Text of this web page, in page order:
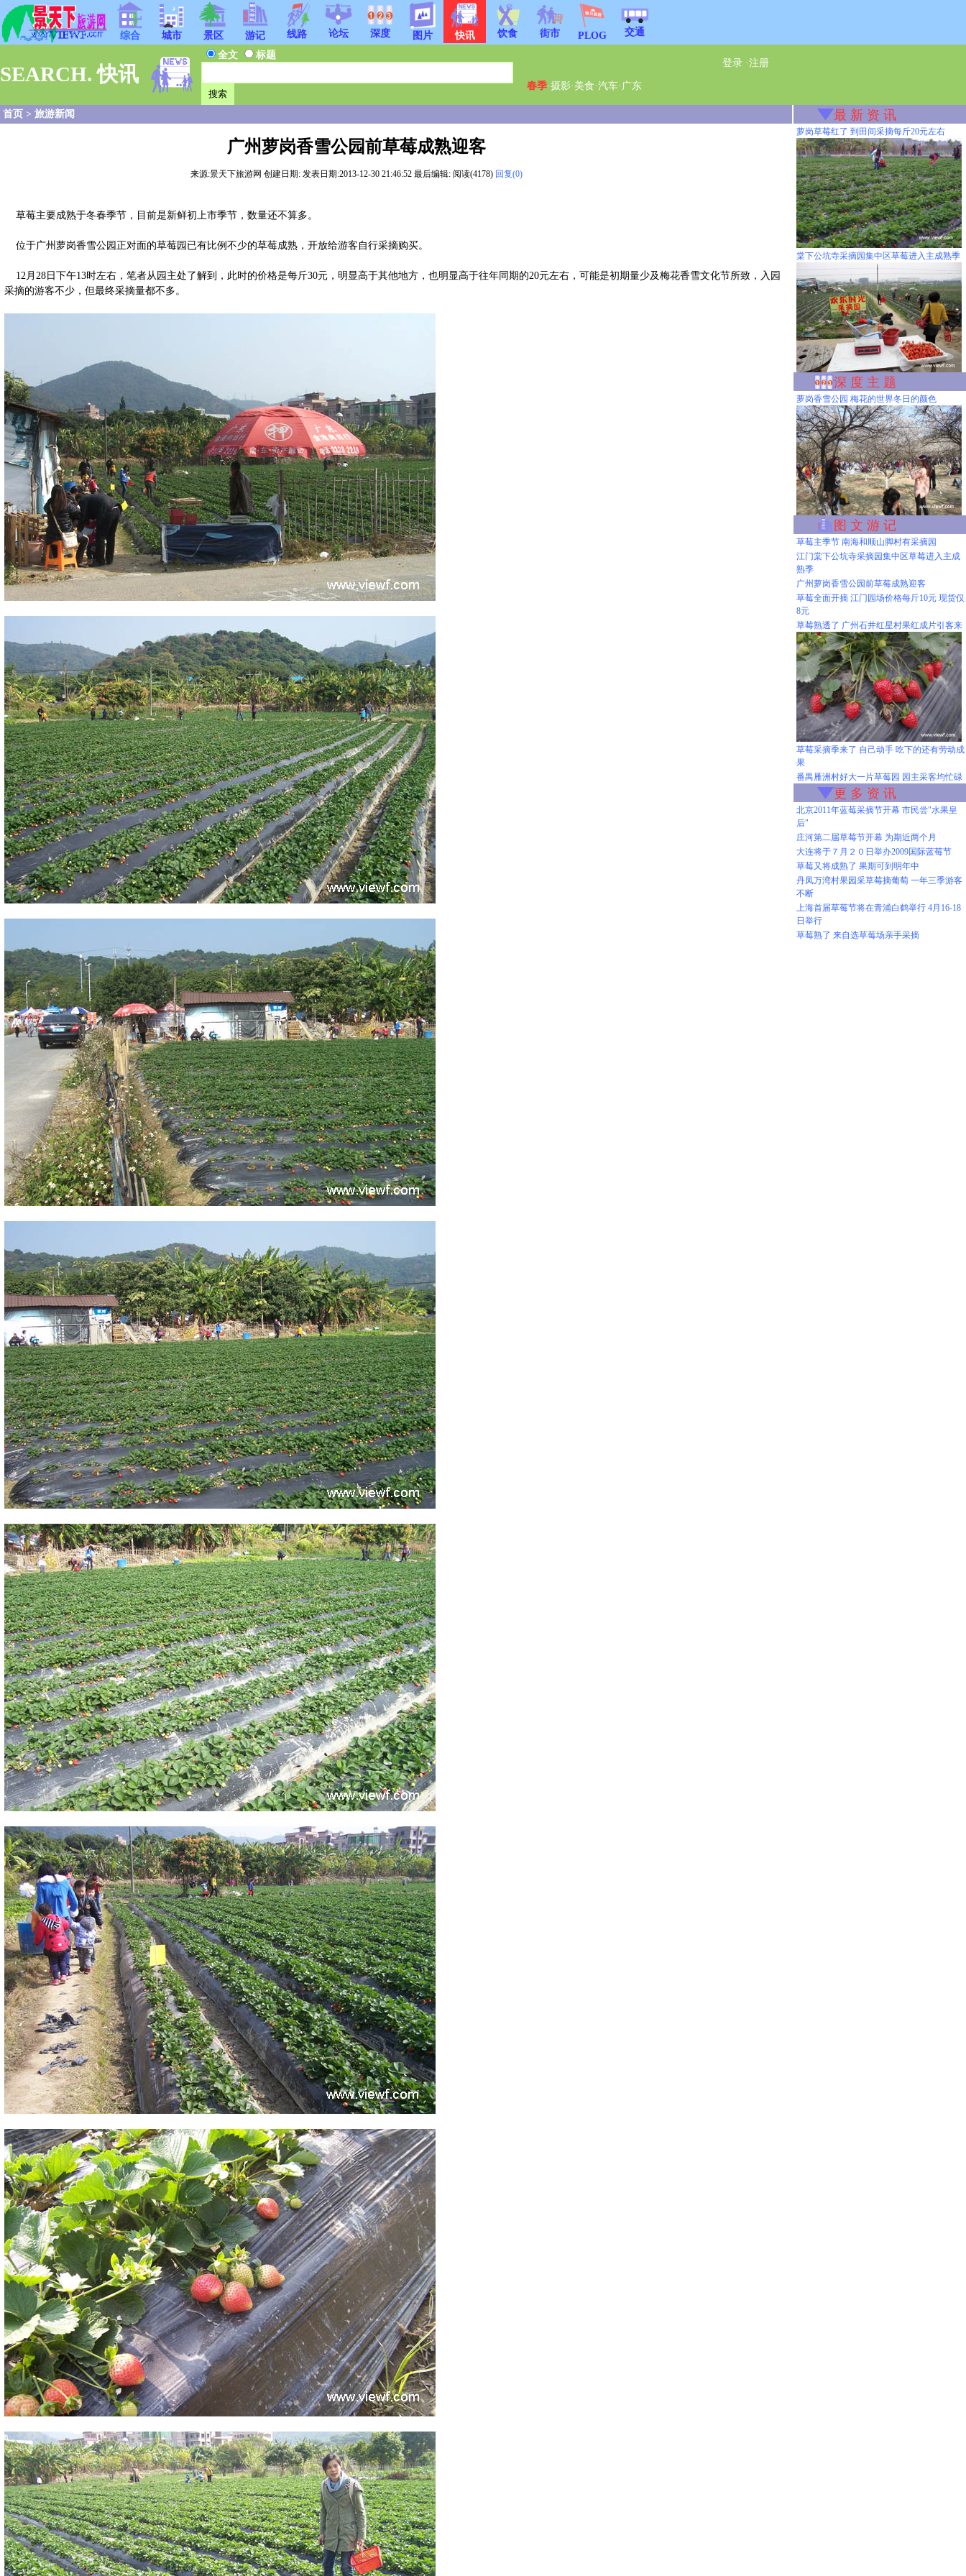
综合 城市 景区 游记 线路 论坛 深度 图片 快讯 饮食 街市 PLOG 交通
SEARCH. 快讯
全文 标题
登录·注册
春季·摄影· 美食·汽车· 广东
首页 > 旅游新闻
广州萝岗香雪公园前草莓成熟迎客
来源:景天下旅游网 创建日期: 发表日期:2013-12-30 21:46:52 最后编辑: 阅读(4178) 回复(0)
草莓主要成熟于冬春季节，目前是新鲜初上市季节，数量还不算多。
位于广州萝岗香雪公园正对面的草莓园已有比例不少的草莓成熟，开放给游客自行采摘购买。
12月28日下午13时左右，笔者从园主处了解到，此时的价格是每斤30元，明显高于其他地方，也明显高于往年同期的20元左右，可能是初期量少及梅花香雪文化节所致，入园
采摘的游客不少，但最终采摘量都不多。
最 新 资 讯
萝岗草莓红了 到田间采摘每斤20元左右
棠下公坑寺采摘园集中区草莓进入主成熟季
深 度 主 题
萝岗香雪公园 梅花的世界冬日的颜色
图 文 游 记
草莓主季节 南海和顺山脚村有采摘园
江门棠下公坑寺采摘园集中区草莓进入主成
熟季
广州萝岗香雪公园前草莓成熟迎客
草莓全面开摘 江门园场价格每斤10元 现货仅
8元
草莓熟透了 广州石井红星村果红成片引客来
草莓采摘季来了 自己动手 吃下的还有劳动成
果
番禺雁洲村好大一片草莓园 园主采客均忙碌
更 多 资 讯
北京2011年蓝莓采摘节开幕 市民尝"水果皇
后"
庄河第二届草莓节开幕 为期近两个月
大连将于７月２０日举办2009国际蓝莓节
草莓又将成熟了 果期可到明年中
丹凤万湾村果园采草莓摘葡萄 一年三季游客
不断
上海首届草莓节将在青浦白鹤举行 4月16-18
日举行
草莓熟了 来自选草莓场亲手采摘